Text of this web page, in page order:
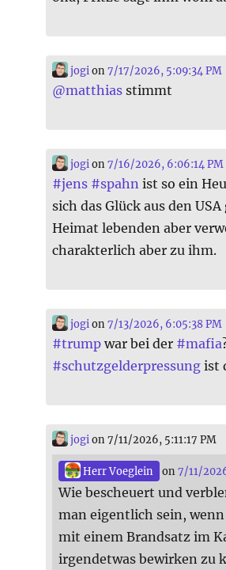
jogi on7/17/2026, 5:09:34 PM
@matthias stimmt
jogi on7/16/2026, 6:06:14 PM
#jens #spahn ist so ein
sich das Glück aus den
Heimat lebenden aber
charakterlich aber zu ihm.
jogi on7/13/2026, 6:05:38 PM
#trump war bei der #mafia
#schutzgelderpressung ist
jogi on 7/11/2026, 5:11:17 PM
Herr Voeglein on7/11/
Wie bescheuert und
man eigentlich sein,
mit einem Brandsatz im
irgendetwas bewirken zu